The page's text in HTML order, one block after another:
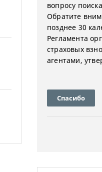
вопросу
Обратите
позднее 30
Регламента
страховых
агентами,
Спасибо